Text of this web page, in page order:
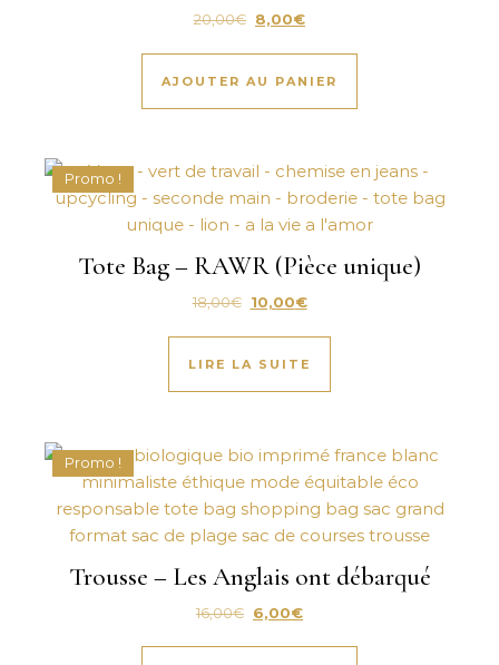
20,00€ Le prix initial était : 20,00€.
8,00€Le prix actuel est : 8,00€.
AJOUTER AU PANIER
Promo !
Tote Bag – RAWR (Pièce unique)
18,00€ Le prix initial était : 18,00€.
10,00€Le prix actuel est : 10,00€.
LIRE LA SUITE
Promo !
Trousse – Les Anglais ont débarqué
16,00€ Le prix initial était : 16,00€.
6,00€Le prix actuel est : 6,00€.